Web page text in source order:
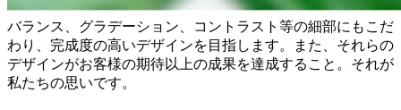
バランス、グラデーション、コントラスト等の細部にもこだ
わり、完成度の高いデザインを目指します。また、それらの
デザインがお客様の期待以上の成果を達成すること。それが
私たちの思いです。